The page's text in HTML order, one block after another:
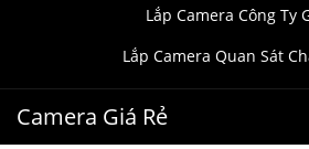
Lắp Camera Công Ty
Lắp Camera Quan Sát
Camera Giá Rẻ